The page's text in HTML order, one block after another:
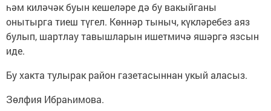
һәм киләчәк буын кешеләре дә бу вакыйганы
онытырга тиеш түгел. Көннәр тыныч, күкләребез аяз
булып, шартлау тавышларын ишетмичә яшәргә язсын
иде.
Бу хакта тулырак район газетасыннан укый аласыз.
Зөлфия Ибраһимова.